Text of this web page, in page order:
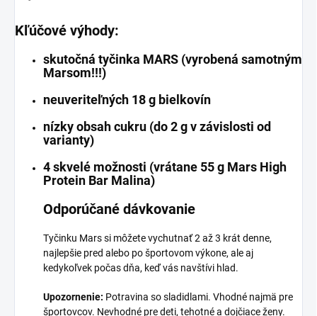
Kľúčové výhody:
skutočná tyčinka MARS (vyrobená samotným
Marsom!!!)
neuveriteľných 18 g bielkovín
nízky obsah cukru (do 2 g v závislosti od
varianty)
4 skvelé možnosti (vrátane 55 g Mars High
Protein Bar Malina)
Odporúčané dávkovanie
Tyčinku Mars si môžete vychutnať 2 až 3 krát denne,
najlepšie pred alebo po športovom výkone, ale aj
kedykoľvek počas dňa, keď vás navštívi hlad.
Upozornenie: Potravina so sladidlami. Vhodné najmä pre
športovcov. Nevhodné pre deti, tehotné a dojčiace ženy.